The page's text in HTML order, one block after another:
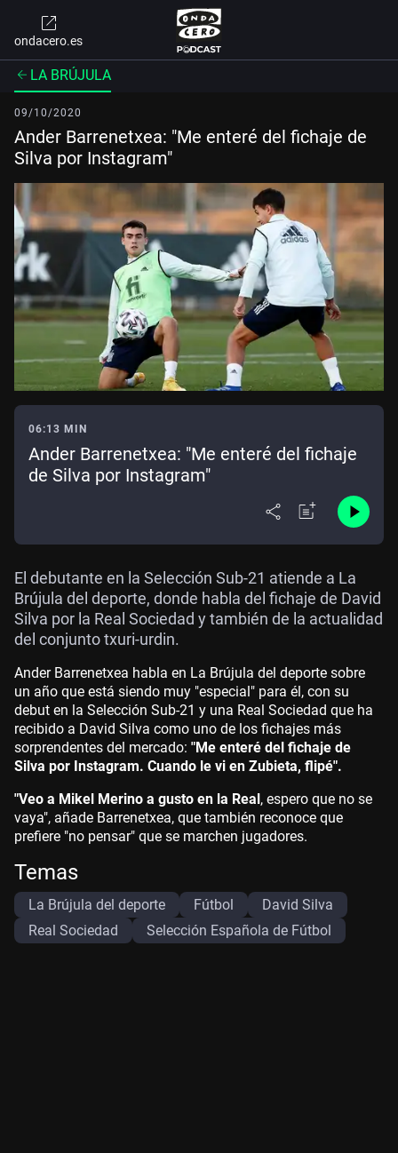
ondacero.es
LA BRÚJULA
09/10/2020
Ander Barrenetxea: "Me enteré del fichaje de
Silva por Instagram"
06:13 MIN
Ander Barrenetxea: "Me enteré del fichaje
de Silva por Instagram"
El debutante en la Selección Sub-21 atiende a La
Brújula del deporte, donde habla del fichaje de David
Silva por la Real Sociedad y también de la actualidad
del conjunto txuri-urdin.
Ander Barrenetxea habla en La Brújula del deporte sobre
un año que está siendo muy "especial" para él, con su
debut en la Selección Sub-21 y una Real Sociedad que ha
recibido a David Silva como uno de los fichajes más
sorprendentes del mercado: "Me enteré del fichaje de
Silva por Instagram. Cuando le vi en Zubieta, flipé".
"Veo a Mikel Merino a gusto en la Real, espero que no se
vaya", añade Barrenetxea, que también reconoce que
prefiere "no pensar" que se marchen jugadores.
Temas
La Brújula del deporte Fútbol
David Silva
Real Sociedad
Selección Española de Fútbol